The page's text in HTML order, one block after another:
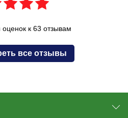
к 63 отзывам
все отзывы